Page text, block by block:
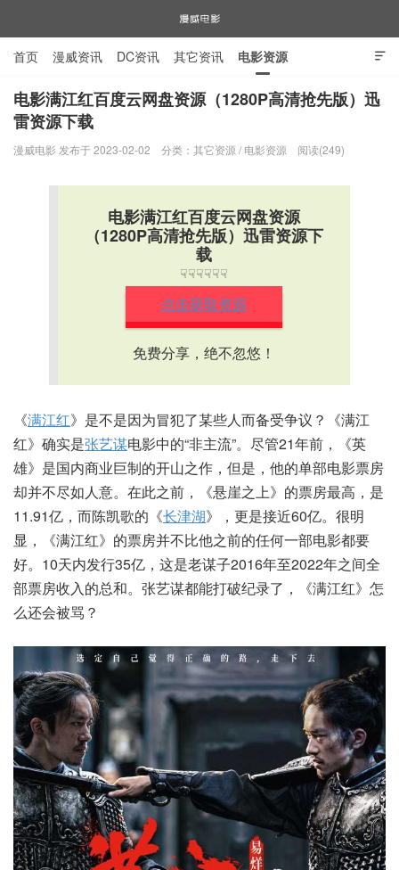
漫威电影

首页 漫威资讯 DC资讯 其它资讯 电影资源
电视剧资源 漫威图片
电影满江红百度云网盘资源（1280P高清抢先版）迅
雷资源下载
漫威电影 发布于 2023-02-02 分类： 其它资源 / 电影资源 阅读(249)
电影满江红百度云网盘资源
（1280P高清抢先版）迅雷资源下
载
☟☟☟☟☟☟
点击获取资源
免费分享，绝不忽悠！
《满江红》是不是因为冒犯了某些人而备受争议？《满江
红》确实是张艺谋电影中的“非主流”。尽管21年前，《英
雄》是国内商业巨制的开山之作，但是，他的单部电影票房
却并不尽如人意。在此之前，《悬崖之上》的票房最高，是
11.91亿，而陈凯歌的《长津湖》，更是接近60亿。很明
显，《满江红》的票房并不比他之前的任何一部电影都要
好。10天内发行35亿，这是老谋子2016年至2022年之间全
部票房收入的总和。张艺谋都能打破纪录了，《满江红》怎
么还会被骂？